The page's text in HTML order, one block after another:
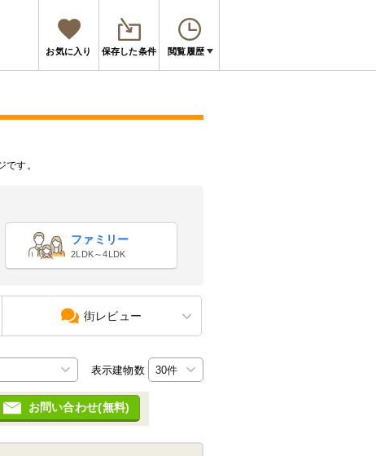
お気に入り 保存した条件 閲覧履歴
す。
ファミリー
2LDK～4LDK
街レビュー
表示建物数
お問い合わせ(無料)